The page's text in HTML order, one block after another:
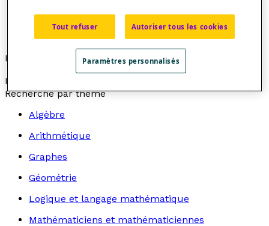
Deux nombres opposés sont deux nombres de
même valeur absolue et de signes contraires.
Exemple
Les nombres 7 et –7 sont des nombres opposés.
Recherche par thème
Algèbre
Arithmétique
Graphes
Géométrie
Logique et langage mathématique
Mathématiciens et mathématiciennes
Tout refuser Autoriser tous les cookies
Paramètres personnalisés